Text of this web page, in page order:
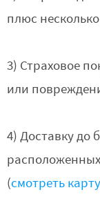
плюс
3) Страховое
или
4) Доставку до
(смотреть